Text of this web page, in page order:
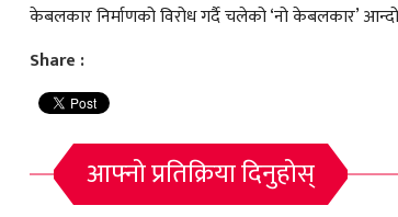
केबलकार निर्माणको विरोध गर्दै चलेको ‘नो केबलकार’
Share :
आफ्नो प्रतिक्रिया दिनुहोस्